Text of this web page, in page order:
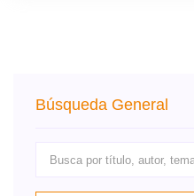
Búsqueda General